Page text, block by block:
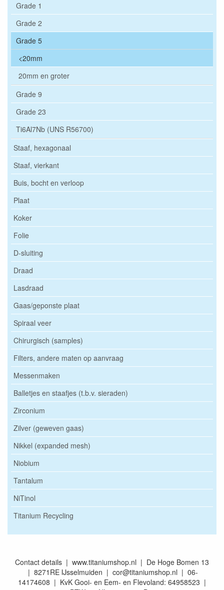
Grade 1
Grade 2
Grade 5
<20mm
20mm en groter
Grade 9
Grade 23
Ti6Al7Nb (UNS R56700)
Staaf, hexagonaal
Staaf, vierkant
Buis, bocht en verloop
Plaat
Koker
Folie
D-sluiting
Draad
Lasdraad
Gaas/geponste plaat
Spiraal veer
Chirurgisch (samples)
Filters, andere maten op aanvraag
Messenmaken
Balletjes en staafjes (t.b.v. sieraden)
Zirconium
Zilver (geweven gaas)
Nikkel (expanded mesh)
Niobium
Tantalum
NiTinol
Titanium Recycling
Contact details | www.titaniumshop.nl | De Hoge Bomen 13
| 8271RE IJsselmuiden | cor@titaniumshop.nl | 06-
14174608 | KvK Gooi- en Eem- en Flevoland: 64958523 |